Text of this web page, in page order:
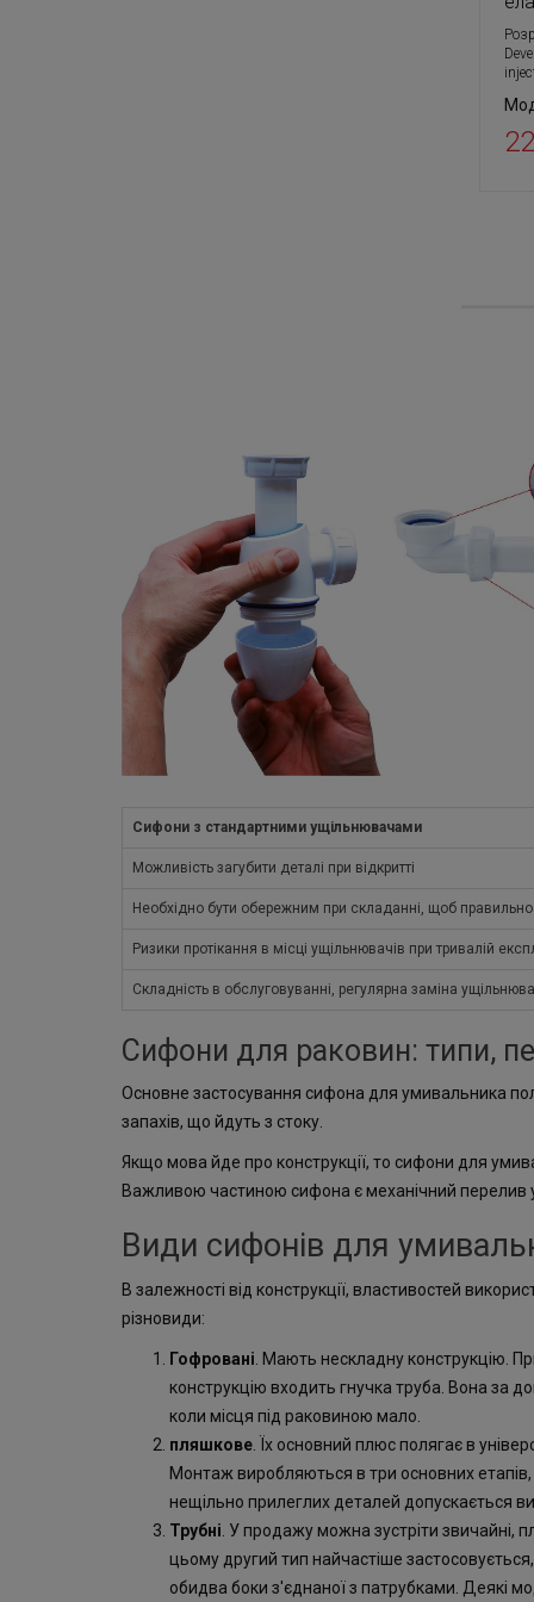
Сифони з стандартними ущільнювачами
Можливість загубити деталі при відкритті
Необхідно бути обережним при складанні, щоб правильно
Ризики протікання в місці ущільнювачів при тривалій
Складність в обслуговуванні, регулярна заміна
Сифони для раковин: типи,
Основне застосування сифона для умивальника
запахів, що йдуть з стоку.
Якщо мова йде про конструкції, то сифони для
Важливою частиною сифона є механічний перелив
Види сифонів для
В залежності від конструкції, властивостей
різновиди:
Гофровані . Мають нескладну конструкцію.
конструкцію входить гнучка труба. Вона за
коли місця під раковиною мало.
пляшкове . Їх основний плюс полягає в
Монтаж виробляються в три основних етапів,
нещільно прилеглих деталей допускається
Трубні . У продажу можна зустріти звичайні,
цьому другий тип найчастіше
обидва боки з'єднаної з патрубками. Деякі